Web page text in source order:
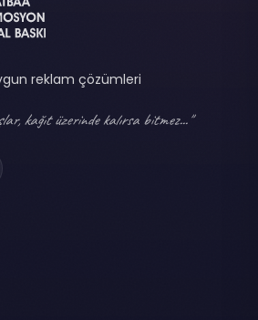
reklam çözümleri
kağıt üzerinde kalırsa bitmez..."